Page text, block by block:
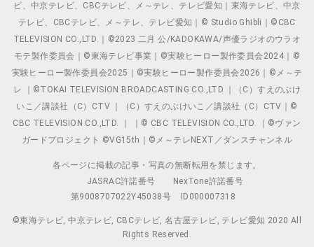
ビ、中京テレビ、CBCテレビ、メ～テレ、テレビ愛知｜東海テレビ、中京
テレビ、CBCテレビ、メ～テレ、テレビ愛知｜© Studio Ghibli｜©CBC
TELEVISION CO.,LTD.｜©2023 二月 公/KADOKAWA/声優ラジオのウラオ
モテ製作委員会｜©東海テレビ事業｜©実験ヒーロー製作委員会2024｜©
実験ヒーロー製作委員会2025｜©実験ヒーロー製作委員会2026｜©メ～テ
レ ｜©TOKAI TELEVISION BROADCASTING CO.,LTD.｜（C）すえのぶけ
いこ／講談社（C）CTV ｜（C）すえのぶけいこ／講談社（C）CTV｜©
CBC TELEVISION CO.,LTD. ｜ ｜© CBC TELEVISION CO.,LTD. ｜©ヴァン
ガードプロジェクト ©VG15th｜©メ～テレNEXT／ダンスチャンネル
各ページに掲載の記事・写真の無断転用を禁じます。
JASRAC許諾番号
NexTone許諾番号
第9008707022Y45038号
ID000007318
©東海テレビ, 中京テレビ, CBCテレビ, 名古屋テレビ, テレビ愛知 2020 All
Rights Reserved.